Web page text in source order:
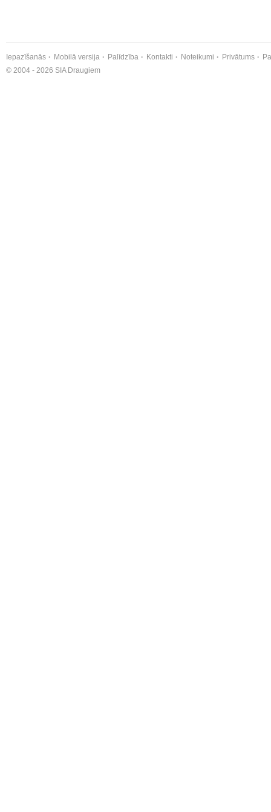
Iepazīšanās Mobilā versija Palīdzība Kontakti Noteikumi Privātums
© 2004 - 2026 SIA Draugiem